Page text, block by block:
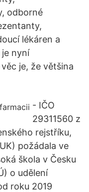
odborné
lékáren a
nyní
je, že většina
- IČO
29311560 z
rejstříku,
požádala ve
škola v Česku
o udělení
roku 2019